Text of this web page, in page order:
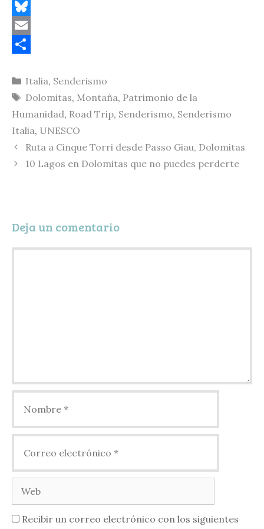
C
o
p
L
i
n
B
e
s
k
E
a
i
l
o
m
p
Categorías
Italia, Senderismo
Etiquetas
Dolomitas, Montaña, Patrimonio de la
Humanidad, Road Trip, Senderismo, Senderismo
Italia, UNESCO
Ruta a Cinque Torri desde Passo Giau, Dolomitas
10 Lagos en Dolomitas que no puedes perderte
Deja un comentario
electrónico
Web
Recibir un correo electrónico con los siguientes